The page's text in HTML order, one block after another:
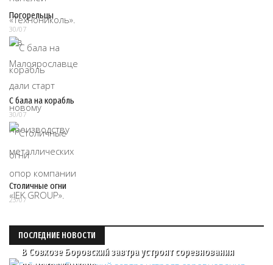
Погорельцы
30/07
С бала на корабль
30/07
Столичные огни
23/07
ПОСЛЕДНИЕ НОВОСТИ
В Совхозе Боровский завтра устроят соревнования